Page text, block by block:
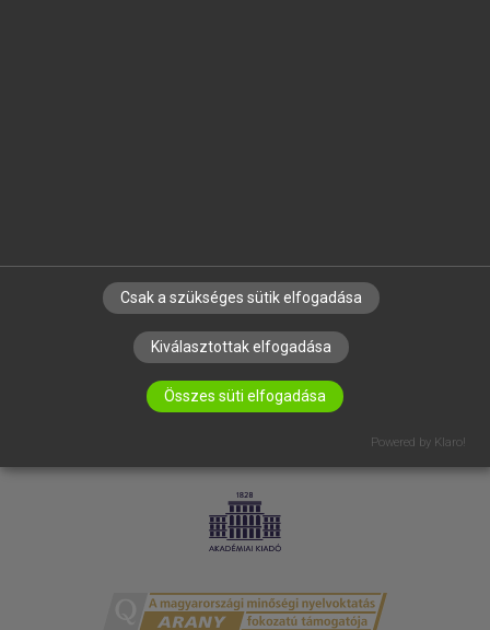
ADATVÉDELEM
Csak a szükséges sütik elfogadása
Kiválasztottak elfogadása
Összes süti elfogadása
Powered by Klaro!